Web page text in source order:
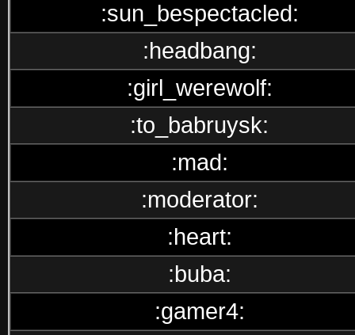
:sun_bespectacled:
:headbang:
:girl_werewolf:
:to_babruysk:
:mad:
:moderator:
:heart:
:buba:
:gamer4: